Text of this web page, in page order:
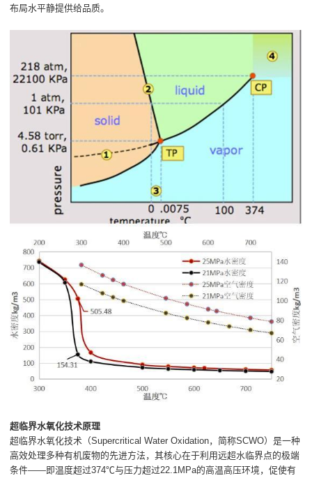
布局水平静提供给品质。
超临界水氧化技术原理
超临界水氧化技术（Supercritical Water Oxidation，简称SCWO）是一种
高效处理多种有机废物的先进方法，其核心在于利用远超水临界点的极端
条件——即温度超过374℃与压力超过22.1MPa的高温高压环境，促使有